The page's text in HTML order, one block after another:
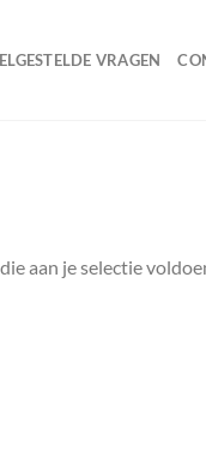
VRAGEN
aan je selectie